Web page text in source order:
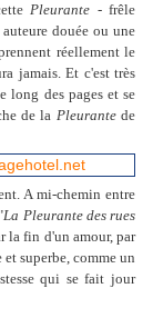
Pleurante - frêle
douée ou une
réellement le
jamais. Et c'est très
long des pages et se
de la Pleurantede
A mi-chemin entre
La Pleurante des rues
la fin d'un amour, par
superbe, comme un
qui se fait jour